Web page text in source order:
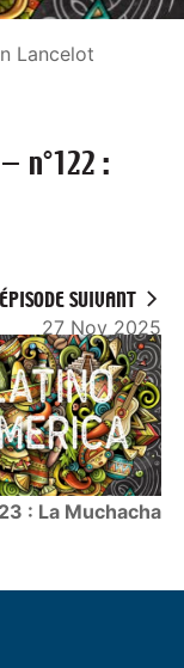
Lancelot
— n°122 :
ÉPISODE SUIVANT
27 Nov 2025
: La Muchacha